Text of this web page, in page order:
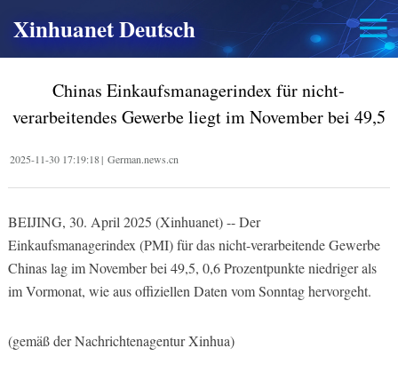
Xinhuanet Deutsch
Chinas Einkaufsmanagerindex für nicht-
verarbeitendes Gewerbe liegt im November bei 49,5
2025-11-30 17:19:18| German.news.cn
BEIJING, 30. April 2025 (Xinhuanet) -- Der
Einkaufsmanagerindex (PMI) für das nicht-verarbeitende Gewerbe
Chinas lag im November bei 49,5, 0,6 Prozentpunkte niedriger als
im Vormonat, wie aus offiziellen Daten vom Sonntag hervorgeht.
(gemäß der Nachrichtenagentur Xinhua)